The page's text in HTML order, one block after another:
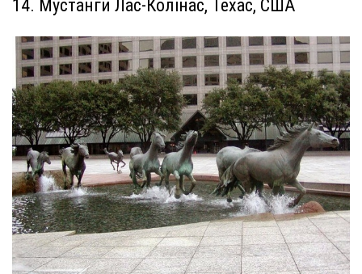
14. Мустанги Лас-Колінас, Техас, США